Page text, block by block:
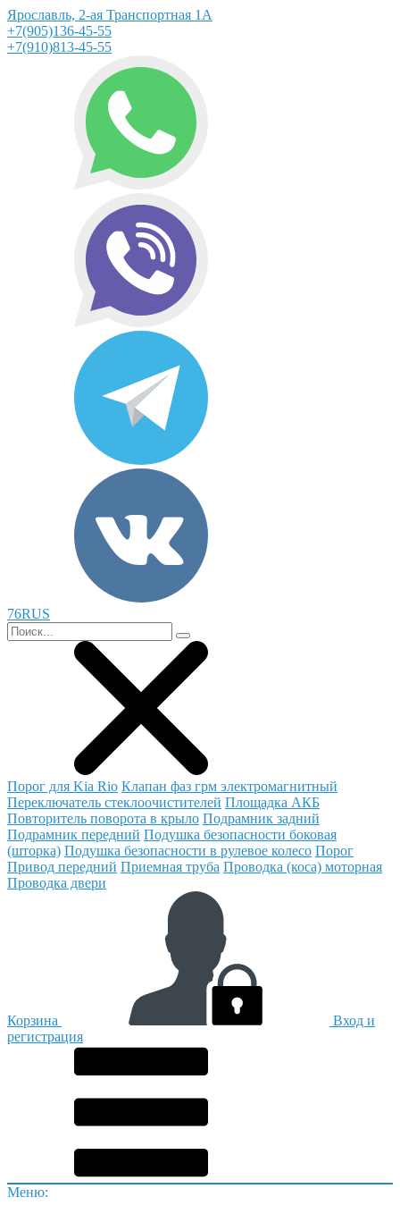
Ярославль, 2-ая Транспортная 1А
+7(905)136-45-55
+7(910)813-45-55
76RUS
Порог для Kia Rio Клапан фаз грм электромагнитный
Переключатель стеклоочистителей Площадка АКБ
Повторитель поворота в крыло Подрамник задний
Подрамник передний Подушка безопасности боковая
(шторка) Подушка безопасности в рулевое колесо Порог
Привод передний Приемная труба Проводка (коса) моторная
Проводка двери
Корзина
Вход и
регистрация
Меню: